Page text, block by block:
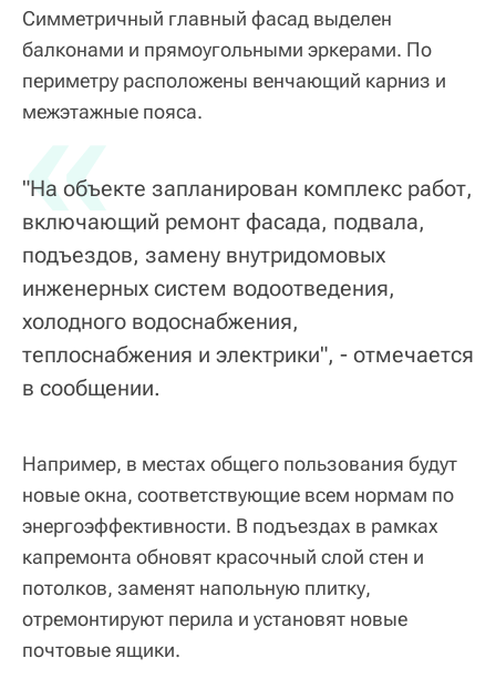
Симметричный главный фасад выделен
балконами и прямоугольными эркерами. По
периметру расположены венчающий карниз и
межэтажные пояса.
«
"На объекте запланирован комплекс работ,
включающий ремонт фасада, подвала,
подъездов, замену внутридомовых
инженерных систем водоотведения,
холодного водоснабжения,
теплоснабжения и электрики", - отмечается
в сообщении.
Например, в местах общего пользования будут
новые окна, соответствующие всем нормам по
энергоэффективности. В подъездах в рамках
капремонта обновят красочный слой стен и
потолков, заменят напольную плитку,
отремонтируют перила и установят новые
почтовые ящики.